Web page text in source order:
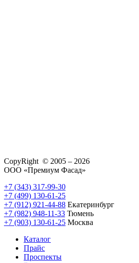
CopyRight © 2005 – 2026
ООО «Премиум Фасад»
+7 (343) 317-99-30
+7 (499) 130-61-25
+7 (912) 921-44-88 Екатеринбург
+7 (982) 948-11-33 Тюмень
+7 (903) 130-61-25 Москва
Каталог
Прайс
Проспекты